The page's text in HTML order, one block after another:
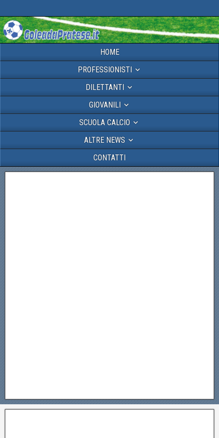
HOME
PROFESSIONISTI
DILETTANTI
GIOVANILI
SCUOLA CALCIO
ALTRE NEWS
CONTATTI